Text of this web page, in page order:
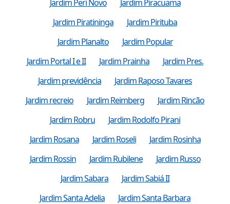
Jardim Peri Novo
Jardim Piracuama
Jardim Piratininga
Jardim Pirituba
Jardim Planalto
Jardim Popular
Jardim Portal I e II
Jardim Prainha
Jardim Pres.
Jardim previdência
Jardim Raposo Tavares
Jardim recreio
Jardim Reimberg
Jardim Rincão
Jardim Robru
Jardim Rodolfo Pirani
Jardim Rosana
Jardim Roseli
Jardim Rosinha
Jardim Rossin
Jardim Rubilene
Jardim Russo
Jardim Sabara
Jardim Sabiá II
Jardim Santa Adelia
Jardim Santa Barbara